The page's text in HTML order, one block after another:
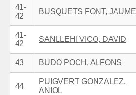
41-
42
BUSQUETS FONT, JAUME
41-
42
SANLLEHI VICO, DAVID
43 BUDO POCH, ALFONS
44
PUIGVERT GONZALEZ,
ANIOL